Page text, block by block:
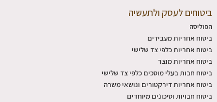
ביטוחים לעסק ולתעשיה
הפוליסה
ביטוח אחריות מעבידים
ביטוח אחריות כלפי צד שלישי
ביטוח אחריות מוצר
ביטוח חבות בעלי מוסכים כלפי צד שלישי
ביטוח אחריות דירקטורים ונושאי משרה
ביטוח חבויות וסיכונים מיוחדים